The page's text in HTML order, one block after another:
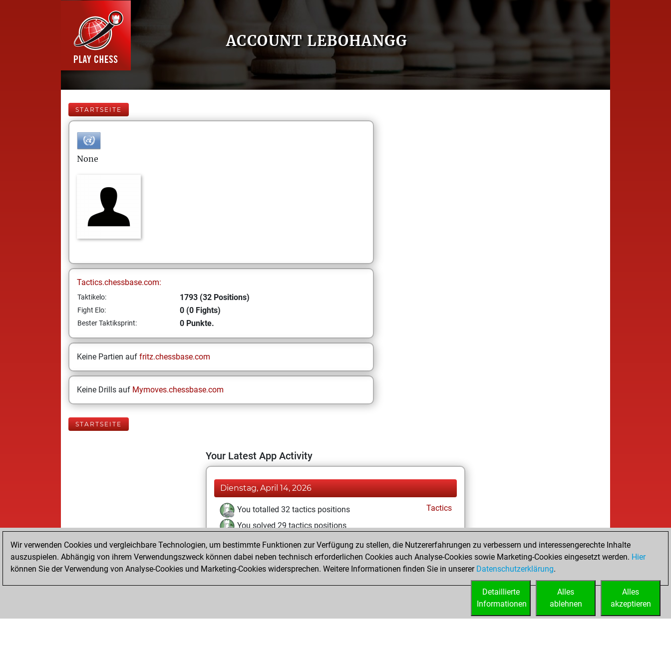
ACCOUNT LEBOHANGG
STARTSEITE
None
Tactics.chessbase.com:
Taktikelo: 1793 (32 Positions)
Fight Elo: 0 (0 Fights)
Bester Taktiksprint: 0 Punkte.
Keine Partien auf fritz.chessbase.com
Keine Drills auf Mymoves.chessbase.com
STARTSEITE
Your Latest App Activity
Dienstag, April 14, 2026
You totalled 32 tactics positions
Tactics
You solved 29 tactics positions
You achieved an Elo of 1793 in tactics positions
Wir verwenden Cookies und vergleichbare Technologien, um bestimmte Funktionen zur Verfügung zu stellen, die Nutzererfahrungen zu verbessern und interessengerechte Inhalte
auszuspielen. Abhängig von ihrem Verwendungszweck können dabei neben technisch erforderlichen Cookies auch Analyse-Cookies sowie Marketing-Cookies eingesetzt werden. Hier
können Sie der Verwendung von Analyse-Cookies und Marketing-Cookies widersprechen. Weitere Informationen finden Sie in unserer Datenschutzerklärung.
Alles
akzeptieren
Alles
ablehnen
Detaillierte
Informationen